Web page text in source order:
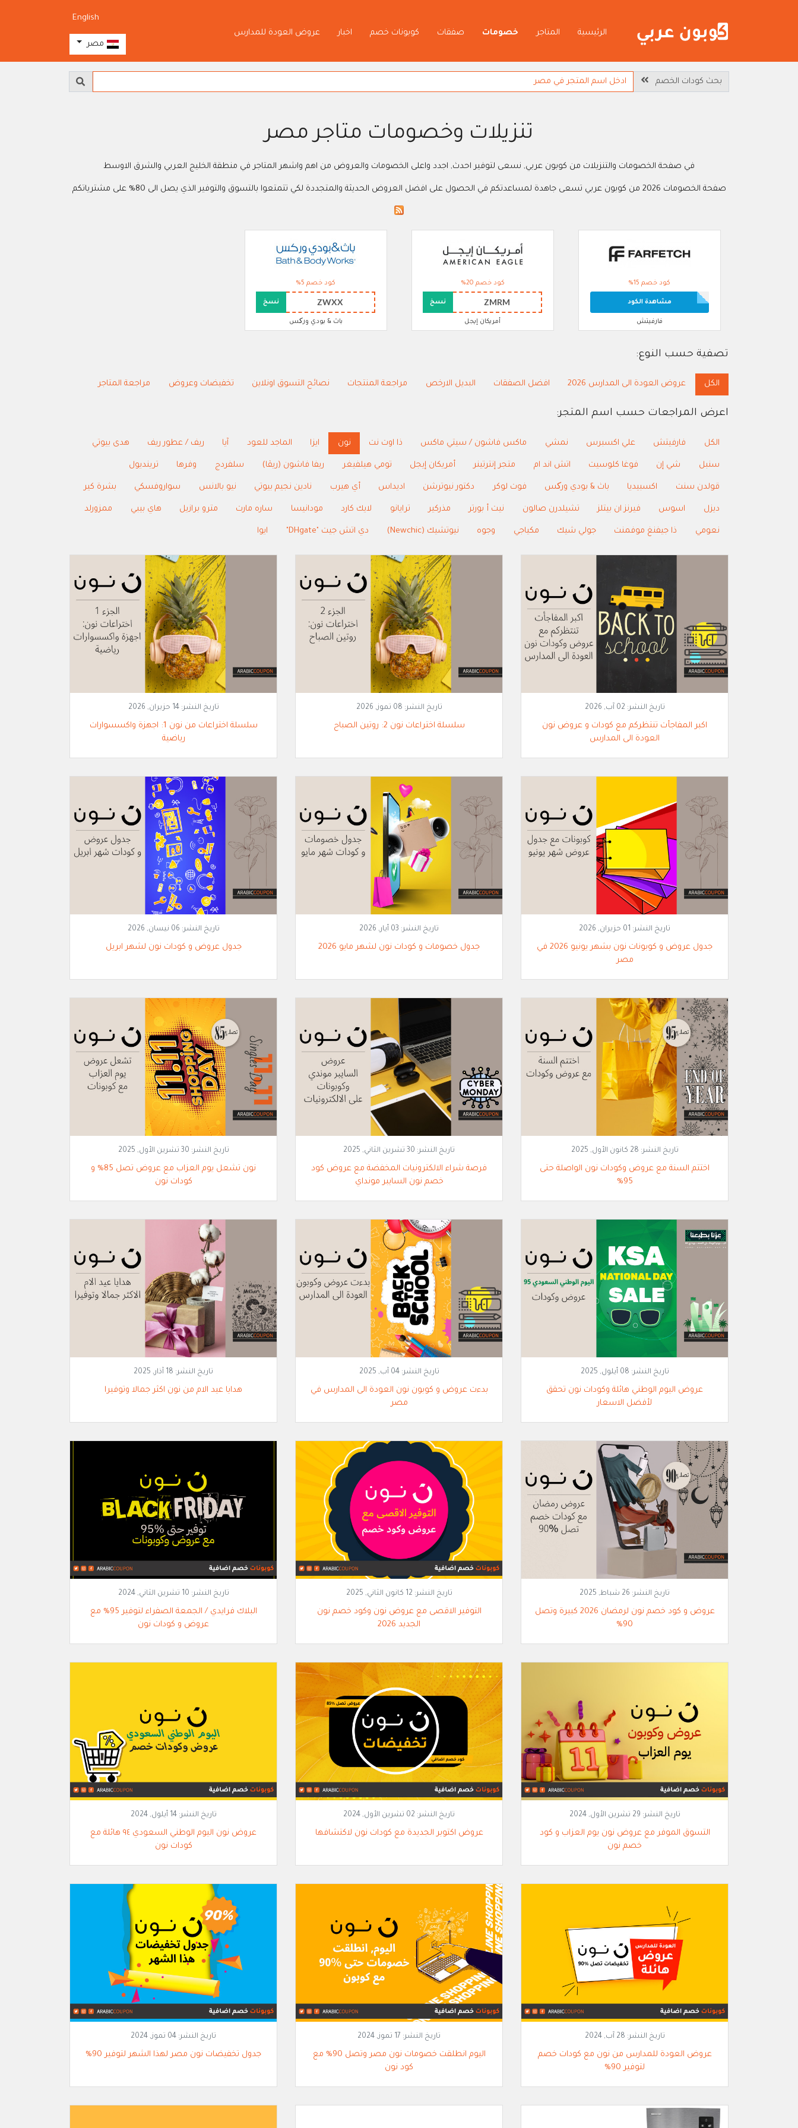
الرئيسية المتاجر خصومات صفقات كوبونات خصم اخبار عروض العودة للمدارس
English
مصر
بحث كودات الخصم
تنزيلات وخصومات متاجر مصر
في صفحة الخصومات والتنزيلات من كوبون عربي, نسعى لتوفير احدث, اجدد واعلى الخصومات والعروض من اهم واشهر المتاجر في منطقة الخليج العربي والشرق الاوسط
صفحة الخصومات 2026 من كوبون عربي تسعى جاهدة لمساعدتكم في الحصول على افضل العروض الحديثة والمتجددة لكي تتمتعوا بالتسوق والتوفير الذي يصل الى 80% على مشترياتكم
كود خصم 15%
مشاهدة الكود
فارفيتش
كود خصم 20%
ZMRM نسخ
أمريكان إيجل
كود خصم 5%
ZWXX نسخ
باث & بودي ورکس
تصفية حسب النوع:
الكل عروض العودة الى المدارس 2026 افضل الصفقات البديل الارخص مراجعة المنتجات نصائح التسوق اونلاين تخفيضات وعروض مراجعة المتاجر
اعرض المراجعات حسب اسم المتجر:
الكل فارفيتش علي اكسبرس نمشي ماكس فاشون / سيتي ماكس ذا اوت نت نون ايزا الماجد للعود آيا ريف / عطور ريف هدى بيوتي
سنبل شي إن فوغا كلوسيت اتش اند ام متجر إنترتينر أمريكان إيجل تومي هيلفيغر ريفا فاشون (ريڤا) سلفردج وفرها ترينديول
قولدن سنت اكسبيديا باث & بودي ورکس فوت لوكر دكتور نيوترشن اديداس أي هيرب نادين نجيم بيوتي نيو بالانس سواروفسكي بشرة كير
ديزل اسوس فيرنز ان بيتلز تشيلدرن صالون نيت أ بورتر مذركير ترايانو لايك كارد مودانيسا ساره مارت مترو برازيل هاي بيبي ممزورلد
نعومي ذا جيفنغ موفمنت جولي شيك مكياجي وجوه نيوتشيك (Newchic) دي اتش جيت "DHgate" ايوا
تاريخ النشر: 02 آب, 2026
اكبر المفاجأت تنتظركم مع كودات و عروض نون
العودة الى المدارس
تاريخ النشر: 08 تموز, 2026
سلسلة اختراعات نون 2: روتين الصباح
تاريخ النشر:14 حزيران, 2026
سلسلة اختراعات من نون 1: اجهزة واكسسوارات
رياضية
تاريخ النشر: 01 حزيران, 2026
جدول عروض و كوبونات نون بشهر يونيو 2026 في
مصر
تاريخ النشر: 03 أيار, 2026
جدول خصومات و كودات نون لشهر مايو 2026
تاريخ النشر: 06 نيسان, 2026
جدول عروض و كودات نون لشهر ابريل
تاريخ النشر: 28 كانون الأول, 2025
اختتم السنة مع عروض وكودات نون الواصلة حتى
95%
تاريخ النشر: 30 تشرين الثاني, 2025
فرصة شراء الالكترونيات المخفضة مع عروض كود
خصم نون السايبر مونداي
تاريخ النشر: 30 تشرين الأول, 2025
نون تشعل يوم العزاب مع عروض تصل 85% و
كودات نون
تاريخ النشر: 08 أيلول, 2025
عروض اليوم الوطني هائلة وكودات نون تحقق
لأفضل الاسعار
تاريخ النشر:04 آب, 2025
بدءت عروض و كوبون نون العودة الى المدارس في
مصر
تاريخ النشر: 18 آذار, 2025
هدايا عيد الام من نون اكثر جمالا وتوفيرا
تاريخ النشر: 26 شباط, 2025
عروض و كود خصم نون لرمضان 2026 كبيرة وتصل
90%
تاريخ النشر: 12 كانون الثاني, 2025
التوفير الاقصى مع عروض نون وكود خصم نون
الجديد 2026
تاريخ النشر: 10 تشرين الثاني, 2024
البلاك فرايدي / الجمعة الصفراء لتوفير 95% مع
عروض و كودات نون
تاريخ النشر: 29 تشرين الأول, 2024
التسوق الموفر مع عروض نون يوم العزاب و كود
خصم نون
تاريخ النشر: 02 تشرين الأول, 2024
عروض اكتوبر الجديدة مع كودات نون لاكتشافها
تاريخ النشر:14 أيلول, 2024
عروض نون اليوم الوطني السعودي ٩٤ هائلة مع
كودات نون
تاريخ النشر: 28 آب, 2024
عروض العودة للمدارس من نون مع كودات خصم
لتوفير 90%
تاريخ النشر: 17 تموز, 2024
اليوم انطلقت خصومات نون مصر وتصل 90% مع
كود نون
تاريخ النشر: 04 تموز, 2024
جدول تخفيضات نون مصر لهذا الشهر لتوفير 90%